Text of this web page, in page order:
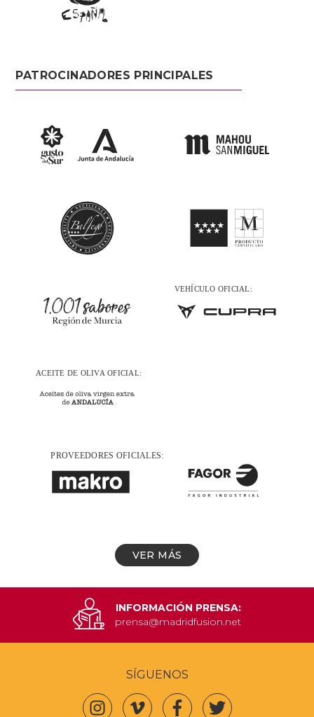
PATROCINADORES PRINCIPALES
VER MÁS
INFORMACIÓN PRENSA:
prensa@madridfusion.net
SÍGUENOS